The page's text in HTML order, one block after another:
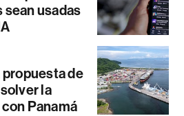
usadas
propuesta de
la
Panamá